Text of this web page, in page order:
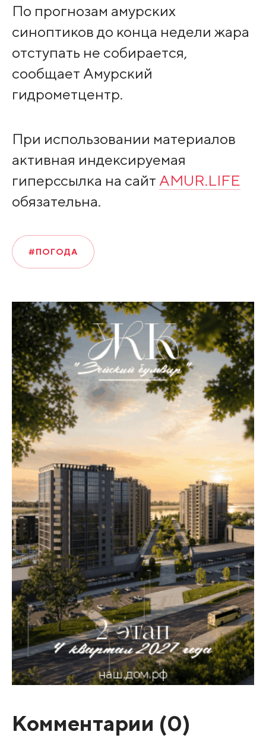
По прогнозам амурских
синоптиков до конца недели жара
отступать не собирается,
сообщает Амурский
гидрометцентр.
При использовании материалов
активная индексируемая
гиперссылка на сайт AMUR.LIFE
обязательна.
#ПОГОДА
Комментарии (0)